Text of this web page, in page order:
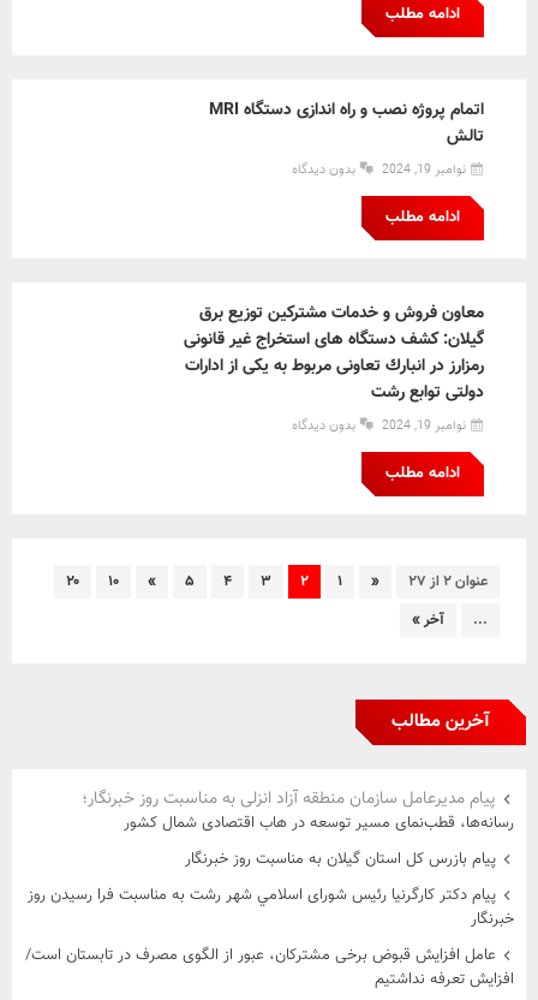
ادامه مطلب
اتمام پروژه نصب و راه اندازی دستگاه MRI
تالش
نوامبر 19, 2024 بدون دیدگاه
ادامه مطلب
معاون فروش و خدمات مشترکین توزیع برق
گیلان: كشف دستگاه های استخراج غیر قانونی
رمزارز در انبارك تعاونی مربوط به یكی از ادارات
دولتی توابع رشت
نوامبر 19, 2024 بدون دیدگاه
ادامه مطلب
عنوان ۲ از ۲۷ « ۱ ۲ ۳ ۴ ۵ » ۱۰
۲۰
...
آخر »
آخرین مطالب
پیام مدیرعامل سازمان منطقه آزاد انزلی به مناسبت روز خبرنگار؛
رسانه‌ها، قطب‌نمای مسیر توسعه در هاب اقتصادی شمال كشور
پیام بازرس کل استان گیلان به مناسبت روز خبرنگار
پیام دکتر کارگرنیا رئیس شورای اسلامي شهر رشت به مناسبت فرا رسیدن روز
خبرنگار
عامل افزایش قبوض برخی مشترکان، عبور از الگوی مصرف در تابستان است/
افزایش تعرفه نداشتیم